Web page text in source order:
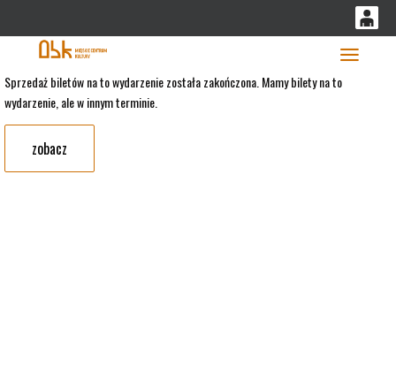
0,00
PLN
1453
Sprzedaż biletów na to wydarzenie została zakończona. Mamy bilety na to
wydarzenie, ale w innym terminie.
zobacz